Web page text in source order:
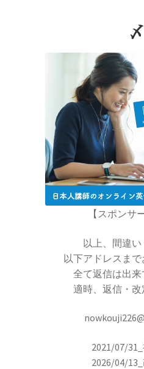
アイザック
【「ロボット3原則
アイザック・
【微積分を駆使し
を明確に
アイザッ
【幾何学的に微積分を
た
アイナー・ヘル
‗【H‐R図で恒星を整理して星
〆
【スポンサ
以上、間違
以下アドレスまで
全て返信は出
適時、返信・改
2021/07/
2026/04/